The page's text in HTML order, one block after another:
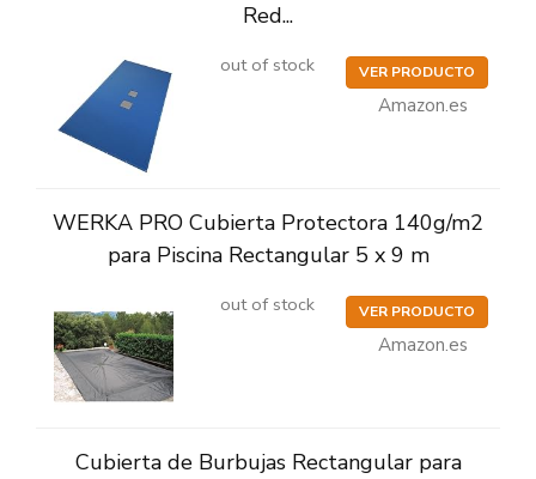
Red...
out of stock VER PRODUCTO
Amazon.es
WERKA PRO Cubierta Protectora 140g/m2
para Piscina Rectangular 5 x 9 m
out of stock VER PRODUCTO
Amazon.es
Cubierta de Burbujas Rectangular para